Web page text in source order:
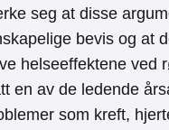
seg at disse
bevis og at
helseeffektene ved
en av de ledende
som kreft,